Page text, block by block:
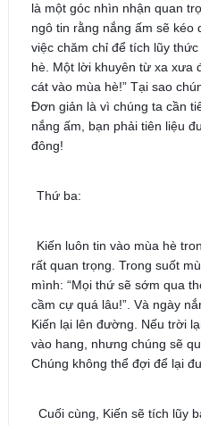
là một góc nhìn nhận quan
ngô tin rằng nắng ấm sẽ kéo
việc chăm chỉ để tích lũy
hè. Một lời khuyên từ xa xưa
cát vào mùa hè!” Tại sao
Đơn giản là vì chúng ta cần
nắng ấm, bạn phải tiên liệu
đông!
Thứ ba:
Kiến luôn tin vào mùa hè
rất quan trọng. Trong suốt
mình: “Mọi thứ sẽ sớm qua
cầm cự quá lâu!”. Và ngày
Kiến lại lên đường. Nếu trời
vào hang, nhưng chúng sẽ
Chúng không thể đợi để lại
Cuối cùng, Kiến sẽ tích lũy